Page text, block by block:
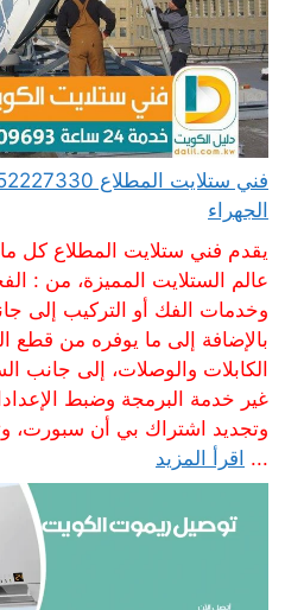
الجهراء
يقدم فني ستلايت المطلاع كل
عالم الستلايت المميزة، من :
وخدمات الفك أو التركيب إلى
بالإضافة إلى ما يوفره من قطع
الكابلات والوصلات، إلى جانب
غير خدمة البرمجة وضبط
وتجديد اشتراك بي أن سبورت،
... اقرأ المزيد